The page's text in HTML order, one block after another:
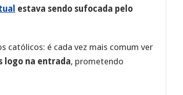
estava sendo sufocada pelo
católicos: é cada vez mais comum ver
logo na entrada, prometendo